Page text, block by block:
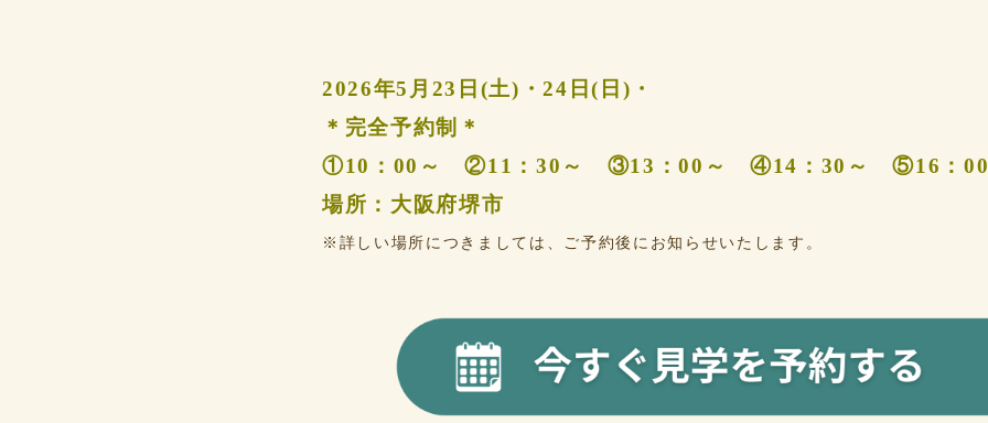
2026年5月23日(土)・24日(日)・
＊完全予約制＊
①10：00～ ②11：30～ ③13：00～ ④14：30～ ⑤16：
場所：大阪府堺市
※詳しい場所につきましては、ご予約後にお知らせいたします。